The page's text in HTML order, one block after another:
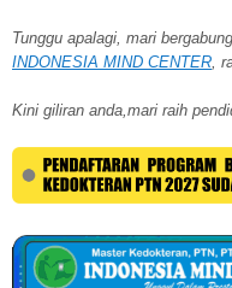
Tunggu apalagi, mari
INDONESIA MIND CENTER ,
Kini giliran anda,mari raih